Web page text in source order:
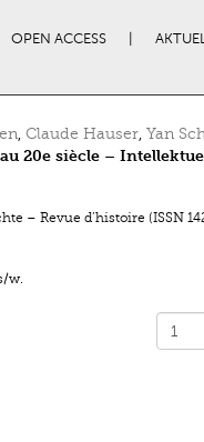
OPEN ACCESS
, Claude Hauser, Yan
20e siècle –
– Revue d’histoire (ISSN
w.